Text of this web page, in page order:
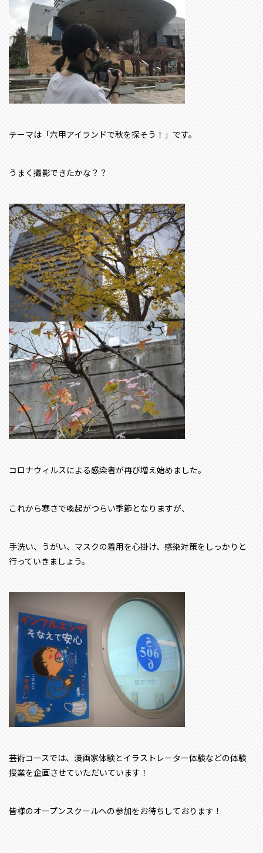
テーマは「六甲アイランドで秋を探そう！」です。
うまく撮影できたかな？？
コロナウィルスによる感染者が再び増え始めました。
これから寒さで喚起がつらい季節となりますが、
手洗い、うがい、マスクの着用を心掛け、感染対策をしっかりと
行っていきましょう。
芸術コースでは、漫画家体験とイラストレーター体験などの体験
授業を企画させていただいています！
皆様のオープンスクールへの参加をお待ちしております！